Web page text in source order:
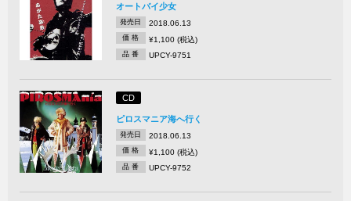
オートバイ少女
発売日 2018.06.13
価 格 ¥1,100 (税込)
品 番 UPCY-9751
CD
ピロスマニア海へ行く
発売日 2018.06.13
価 格 ¥1,100 (税込)
品 番 UPCY-9752